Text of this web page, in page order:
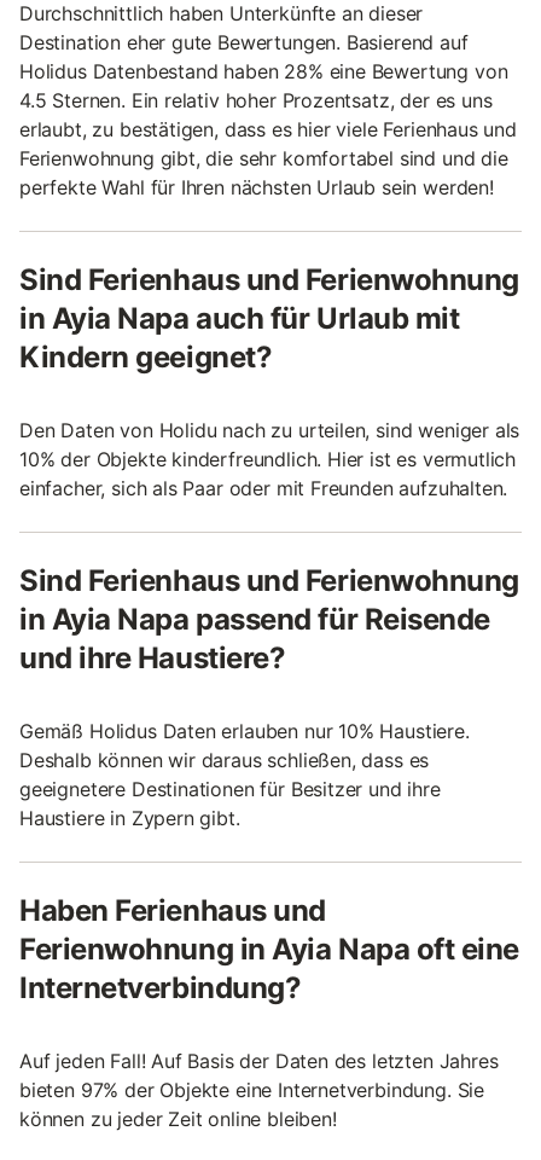
Durchschnittlich haben Unterkünfte an dieser
Destination eher gute Bewertungen. Basierend auf
Holidus Datenbestand haben 28% eine Bewertung von
4.5 Sternen. Ein relativ hoher Prozentsatz, der es uns
erlaubt, zu bestätigen, dass es hier viele Ferienhaus und
Ferienwohnung gibt, die sehr komfortabel sind und die
perfekte Wahl für Ihren nächsten Urlaub sein werden!
Sind Ferienhaus und Ferienwohnung
in Ayia Napa auch für Urlaub mit
Kindern geeignet?
Den Daten von Holidu nach zu urteilen, sind weniger als
10% der Objekte kinderfreundlich. Hier ist es vermutlich
einfacher, sich als Paar oder mit Freunden aufzuhalten.
Sind Ferienhaus und Ferienwohnung
in Ayia Napa passend für Reisende
und ihre Haustiere?
Gemäß Holidus Daten erlauben nur 10% Haustiere.
Deshalb können wir daraus schließen, dass es
geeignetere Destinationen für Besitzer und ihre
Haustiere in Zypern gibt.
Haben Ferienhaus und
Ferienwohnung in Ayia Napa oft eine
Internetverbindung?
Auf jeden Fall! Auf Basis der Daten des letzten Jahres
bieten 97% der Objekte eine Internetverbindung. Sie
können zu jeder Zeit online bleiben!